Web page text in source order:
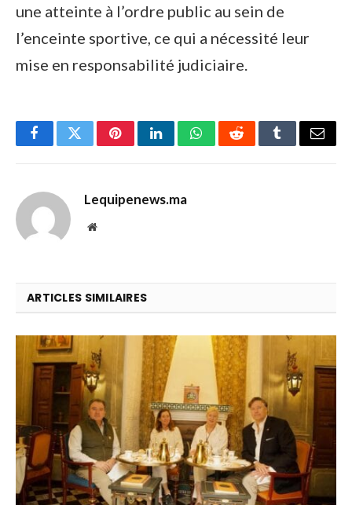
une atteinte à l’ordre public au sein de
l’enceinte sportive, ce qui a nécessité leur
mise en responsabilité judiciaire.
FacebookTwitterPinterestLinkedInWhatsAppRedditTumblrEmail
Lequipenews.ma
Website
ARTICLES SIMILAIRES